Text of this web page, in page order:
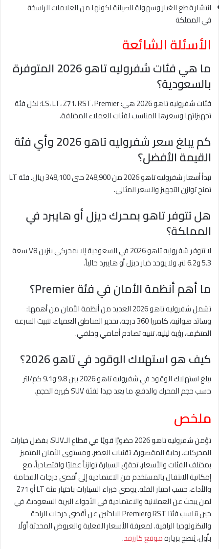
انتشار قطع الغيار وسهولة الصيانة لكونها من العلامات الراسخة
في المملكة
الأسئلة الشائعة
ما هي فئات شفروليه تاهو 2026 المتوفرة
بالسعودية؟
فئات شفروليه تاهو 2026 هي: LS، LT، Z71، RST، Premier؛ لكل فئة
تجهيزاتها وسعرها المناسب لفئات العملاء المختلفة.
كم يبلغ سعر شفروليه تاهو 2026 وأي فئة
القيمة الأفضل؟
تبدأ أسعار شفروليه تاهو 2026 من 248,900 حتى 348,100 ريال. فئة LT
تمنح توازن التجهيز والسعر المثالي.
هل تتوفر تاهو بمحرك ديزل أو هايبرد في
المملكة؟
لا تتوفر شفروليه تاهو 2026 في السعودية إلا بمحركي بنزين V8 سعة
5.3 و6.2 لتر، ولا يوجد خيار ديزل أو هايبرد حالياً.
ما أهم أنظمة الأمان في فئة Premier؟
تشمل شفروليه تاهو 2026 العديد من أنظمة الأمان من أهمها:
وسائد هوائية، كاميرا 360 درجة، تحذير المناطق العمياء، تثبيت السرعة
المتكيف، رؤية ليلية، تنبيه تصادم أمامي وخلفي.
كيف هو استهلاك الوقود في تاهو 2026؟
يبلغ استهلاك الوقود في شفروليه تاهو 2026 بين 9.8 و9.1 كم/لتر
حسب حجم المحرك والدفع، ما يعد جيدا لفئة SUV كبيرة الحجم.
ملخص
تؤمن شفروليه تاهو 2026 حضورًا قويًا في قطاع الـSUV، بفضل خيارات
المحركات، رحابة المقصورة، تقنيات العصر، ومستوى الأمان المتميز
بمختلف الفئات والأسعار. تحقق السيارة توازناً عمليًا واقتصادياً، مع
إمكانية الانتقال بالمستخدم من الاعتمادية إلى أقصى درجات الفخامة
والأداء، حسب اختيار الفئة. يوصي خبراء السيارات باختيار فئة LT أو Z71
لمن يبحث عن العملانية والاعتمادية في الأجواء البرية السعودية، في
حين تناسب فئتا RST وPremier الباحثين عن أقصى درجات الراحة
والتكنولوجيا الراقية. لمعرفة الأسعار الفعلية والعروض المحدثة أولًا
بأول، يُنصح بزيارةموقع كارزفد.